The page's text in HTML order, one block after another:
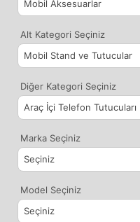
Alt Kategori Seçiniz
Diğer Kategori Seçiniz
Marka Seçiniz
Model Seçiniz